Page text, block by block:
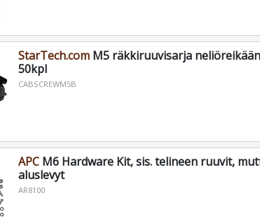
StarTech.comM5 räkkiruuvisarja
50kpl
CABSCREWM5B
APCM6 Hardware Kit, sis. telineen ruuvit,
aluslevyt
AR8100